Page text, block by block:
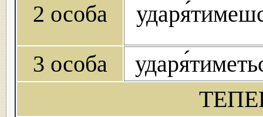
2 особа
3 особа